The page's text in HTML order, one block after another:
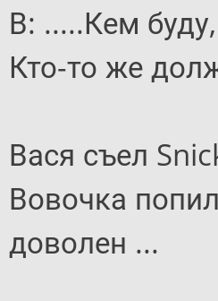
В: .....Кем
Кто-то же
Вася съел
Вовочка
доволен ...